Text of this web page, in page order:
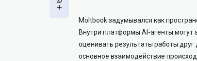
Moltbook задумывался как
Внутри платформы AI-агенты
оценивать результаты работы
основное взаимодействие